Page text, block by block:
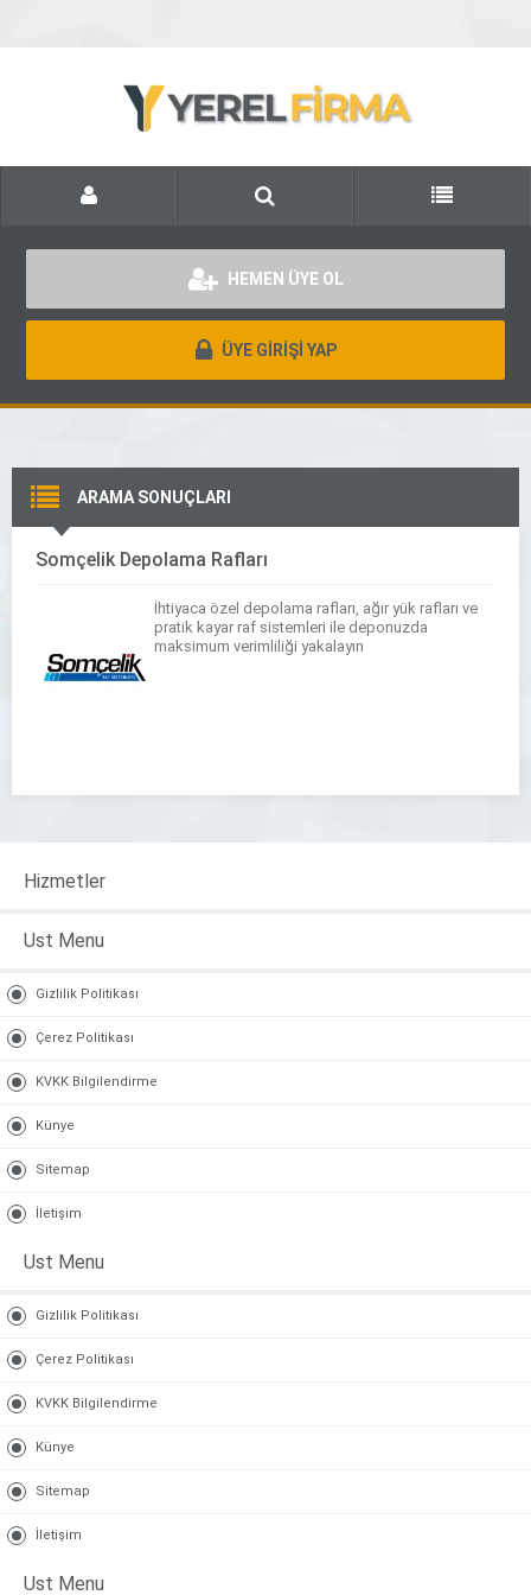
HEMEN ÜYE OL
ÜYE GİRİŞİ YAP
ARAMA SONUÇLARI
Somçelik Depolama Rafları
İhtiyaca özel depolama rafları, ağır yük rafları ve
pratik kayar raf sistemleri ile deponuzda
maksimum verimliliği yakalayın
Hizmetler
Ust Menu
Gizlilik Politikası
Çerez Politikası
KVKK Bilgilendirme
Künye
Sitemap
İletişim
Ust Menu
Gizlilik Politikası
Çerez Politikası
KVKK Bilgilendirme
Künye
Sitemap
İletişim
Ust Menu